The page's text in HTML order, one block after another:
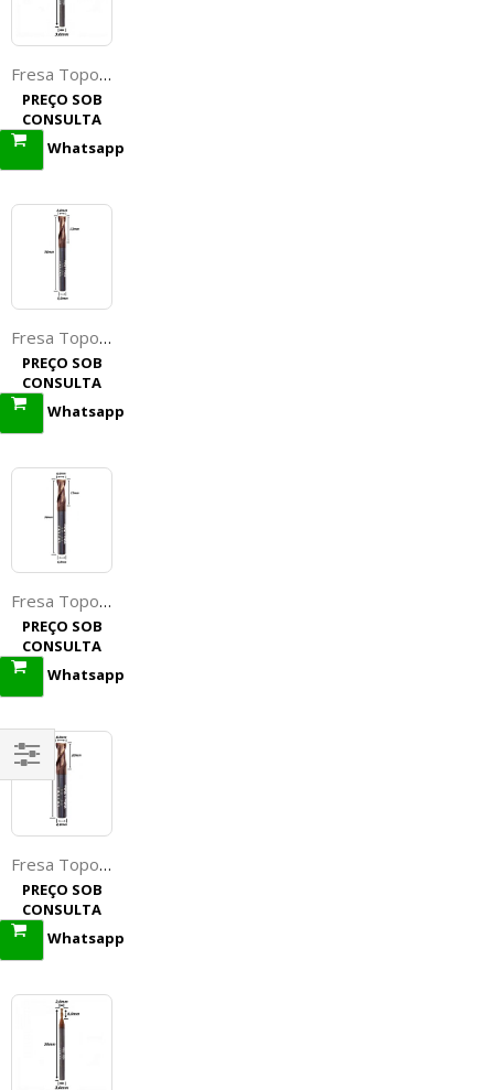
Fresa Topo Reto 2,5mm (Hrc55) (2c) X 6,0mm X 50mm X 3,0mm. (Ftr2826)
PREÇO SOB
CONSULTA
Whatsapp
Fresa Topo Reto 5,0mm (Hrc55) ( 2c ) X 13mm X 50mm X 5,0mm. (Ftr0757)
PREÇO SOB
CONSULTA
Whatsapp
Fresa Topo Reto 6,0mm (Hrc55) (2c) X 15mm X 50mm X 6,0mm. (Ftr1985)
PREÇO SOB
CONSULTA
Whatsapp
Fresa Topo Reto 8,0mm (Hrc55) (2c) X 20mm X 75mm X 8,0mm. (Ftr0714)
PREÇO SOB
CONSULTA
Whatsapp
Filtrar